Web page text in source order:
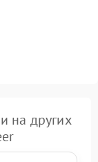
на других